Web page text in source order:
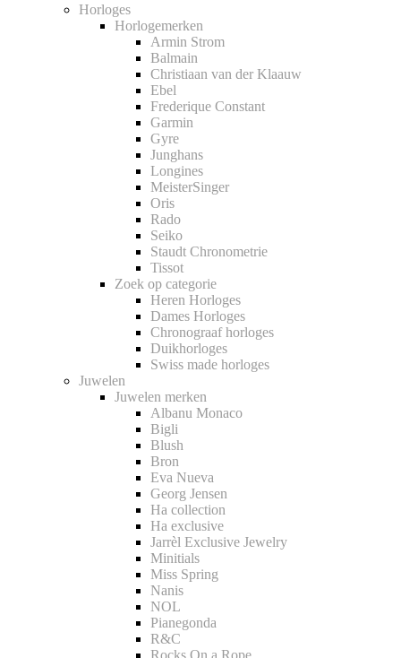
Horloges
Horlogemerken
Armin Strom
Balmain
Christiaan van der Klaauw
Ebel
Frederique Constant
Garmin
Gyre
Junghans
Longines
MeisterSinger
Oris
Rado
Seiko
Staudt Chronometrie
Tissot
Zoek op categorie
Heren Horloges
Dames Horloges
Chronograaf horloges
Duikhorloges
Swiss made horloges
Juwelen
Juwelen merken
Albanu Monaco
Bigli
Blush
Bron
Eva Nueva
Georg Jensen
Ha collection
Ha exclusive
Jarrèl Exclusive Jewelry
Minitials
Miss Spring
Nanis
NOL
Pianegonda
R&C
Rocks On a Rope